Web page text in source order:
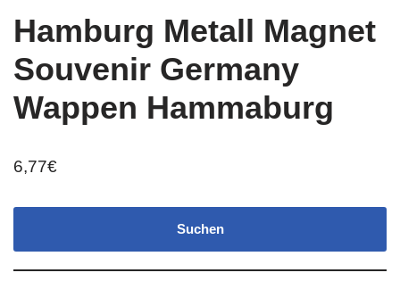
Hamburg Metall Magnet
Souvenir Germany
Wappen Hammaburg
6,77€
Suchen